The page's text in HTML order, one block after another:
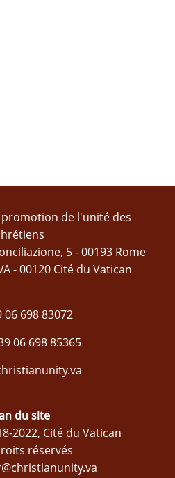
de l'unité des
5 - 00193 Rome
- 00120 Cité du Vatican
06 698 83072
06 698 85365
du site
2022, Cité du Vatican
réservés